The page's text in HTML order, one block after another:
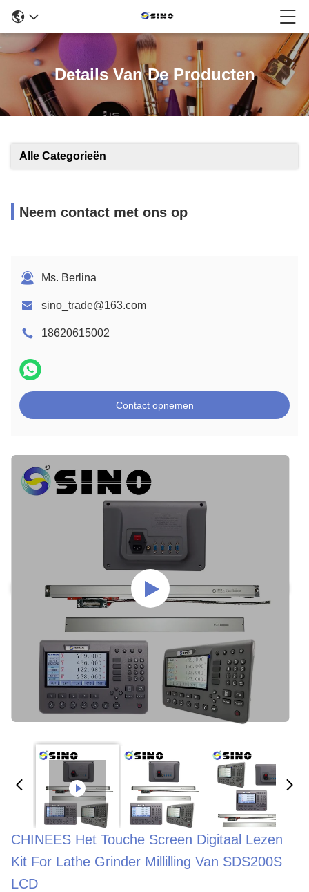
Details Van De Producten
Alle Categorieën
Neem contact met ons op
Ms. Berlina
sino_trade@163.com
18620615002
Contact opnemen
CHINEES Het Touche Screen Digitaal Lezen
Kit For Lathe Grinder Millilling Van SDS200S
LCD